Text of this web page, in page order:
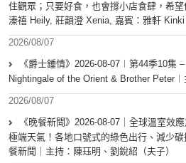
住觀眾；只要好食，也會撐小店食肆，希
溱禧 Heily, 莊韻澄 Xenia, 嘉賓：雅軒 Kinki
2026/08/07
《爵士鍾情》2026-08-07︱第44季10集
Nightingale of the Orient & Brother
2026/08/07
《晚餐新聞》2026-08-07｜全球溫室效
極端天氣！各地口號式的綠色出行、減少
餐新聞｜主持：陳珏明、劉銳紹（夫子）